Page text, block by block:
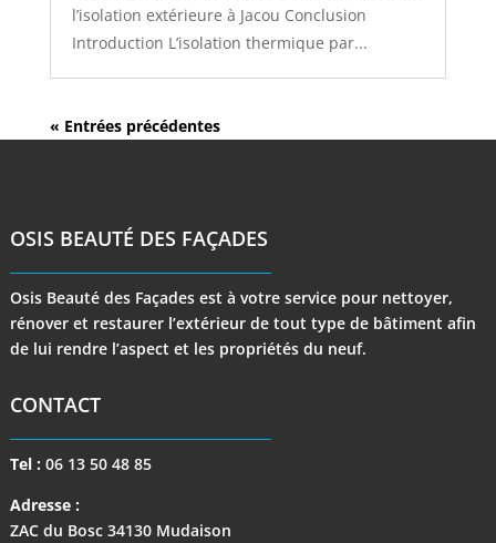
l’isolation extérieure à Jacou Conclusion
Introduction L’isolation thermique par...
« Entrées précédentes
OSIS BEAUTÉ DES FAÇADES
Osis Beauté des Façades est à votre service pour nettoyer,
rénover et restaurer l’extérieur de tout type de bâtiment afin
de lui rendre l’aspect et les propriétés du neuf.
CONTACT
Tel : 06 13 50 48 85
Adresse :
ZAC du Bosc 34130 Mudaison